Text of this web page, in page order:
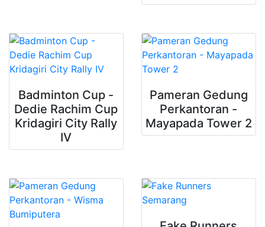
Badminton Cup -
Dedie Rachim Cup
Kridagiri City Rally
IV
Pameran Gedung
Perkantoran -
Mayapada Tower 2